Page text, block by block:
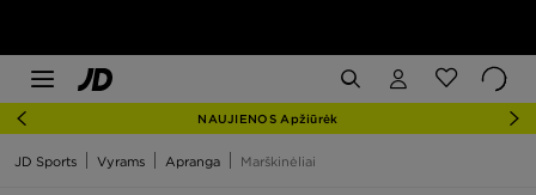
NAUJIENOS Apžiūrėk
JD Sports Vyrams Apranga Marškinėliai